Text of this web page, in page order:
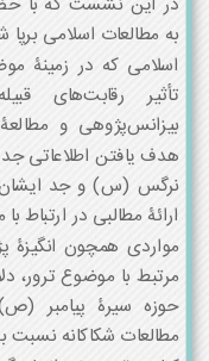
به مطالعات اسلامی
اسلامی که در زمینۀ
تأثیر رقابت‌های
بیزانس‌پژوهی و
هدف یافتن
نرگس (س) و جد ایشان
ارائۀ مطالبی در
مواردی همچون
مرتبط با موضوع ترور،
حوزه سیرۀ پیامبر
مطالعات شکاکانه